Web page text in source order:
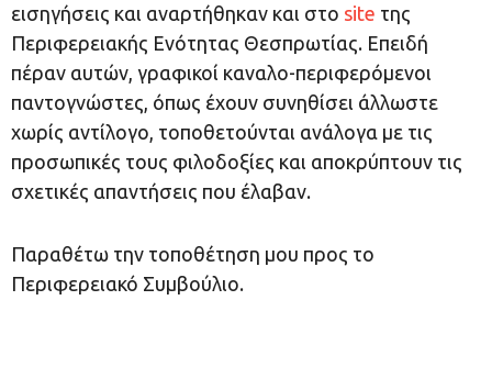
εισηγήσεις και αναρτήθηκαν και στο site της
Περιφερειακής Ενότητας Θεσπρωτίας. Επειδή
πέραν αυτών, γραφικοί καναλο-περιφερόμενοι
παντογνώστες, όπως έχουν συνηθίσει άλλωστε
χωρίς αντίλογο, τοποθετούνται ανάλογα με τις
προσωπικές τους φιλοδοξίες και αποκρύπτουν τις
σχετικές απαντήσεις που έλαβαν.
Παραθέτω την τοποθέτηση μου προς το
Περιφερειακό Συμβούλιο.